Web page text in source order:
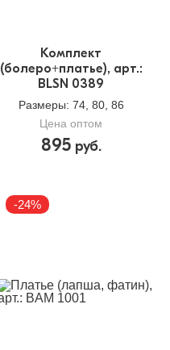
Комплект
(болеро+платье), арт.:
BLSN 0389
Размеры: 74, 80, 86
Цена оптом
895руб.
-24%